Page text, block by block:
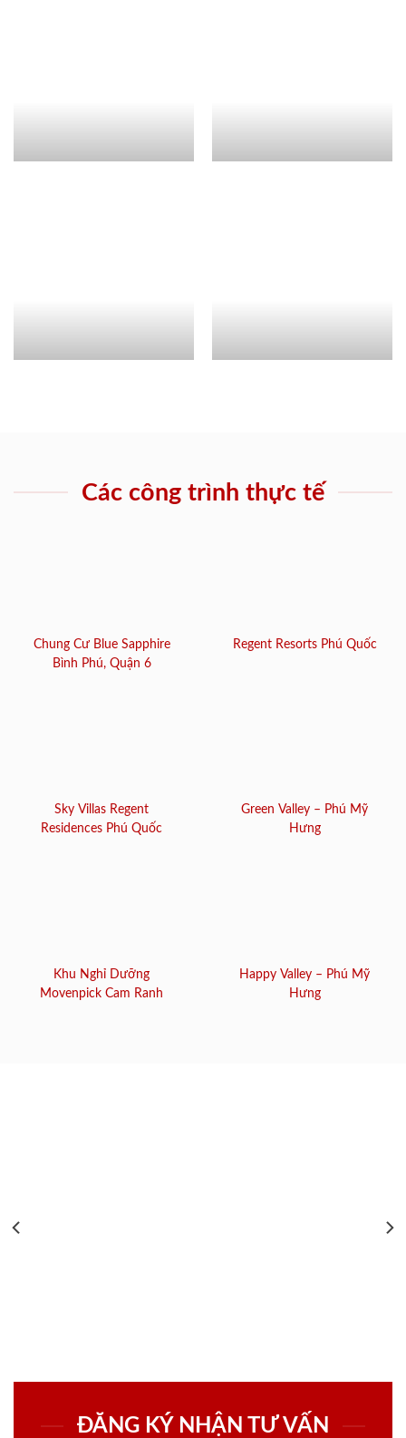
Các công trình thực tế
Chung Cư Blue Sapphire
Bình Phú, Quận 6
Regent Resorts Phú Quốc
Sky Villas Regent
Residences Phú Quốc
Green Valley – Phú Mỹ
Hưng
Khu Nghỉ Dưỡng
Movenpick Cam Ranh
Happy Valley – Phú Mỹ
Hưng
ĐĂNG KÝ NHẬN TƯ VẤN